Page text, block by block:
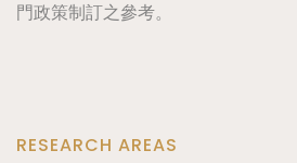
門政策制訂之參考。
RESEARCH AREAS